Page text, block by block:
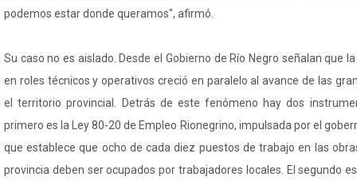
podemos estar donde queramos", afirmó.
Su caso no es aislado. Desde el Gobierno de Río Negro señalan que
en roles técnicos y operativos creció en paralelo al avance de las
el territorio provincial. Detrás de este fenómeno hay dos
primero es la Ley 80-20 de Empleo Rionegrino, impulsada por el
que establece que ocho de cada diez puestos de trabajo en las
provincia deben ser ocupados por trabajadores locales. El segundo